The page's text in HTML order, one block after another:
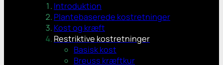
Introduktion
Plantebaserede kostretninger
Kost og kræft
Restriktive kostretninger
Basisk kost
Breuss kræftkur